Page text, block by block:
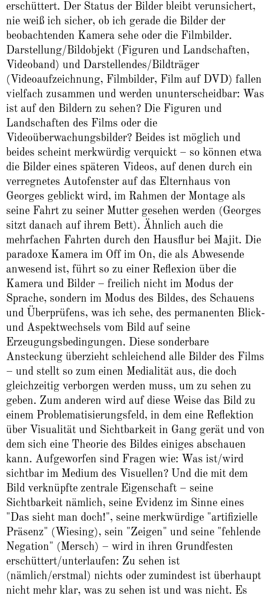
erschüttert. Der Status der Bilder bleibt verunsichert,
nie weiß ich sicher, ob ich gerade die Bilder der
beobachtenden Kamera sehe oder die Filmbilder.
Darstellung/Bildobjekt (Figuren und Landschaften,
Videoband) und Darstellendes/Bildträger
(Videoaufzeichnung, Filmbilder, Film auf DVD) fallen
vielfach zusammen und werden ununterscheidbar: Was
ist auf den Bildern zu sehen? Die Figuren und
Landschaften des Films oder die
Videoüberwachungsbilder? Beides ist möglich und
beides scheint merkwürdig verquickt – so können etwa
die Bilder eines späteren Videos, auf denen durch ein
verregnetes Autofenster auf das Elternhaus von
Georges geblickt wird, im Rahmen der Montage als
seine Fahrt zu seiner Mutter gesehen werden (Georges
sitzt danach auf ihrem Bett). Ähnlich auch die
mehrfachen Fahrten durch den Hausflur bei Majit. Die
paradoxe Kamera im Off im On, die als Abwesende
anwesend ist, führt so zu einer Reflexion über die
Kamera und Bilder – freilich nicht im Modus der
Sprache, sondern im Modus des Bildes, des Schauens
und Überprüfens, was ich sehe, des permanenten Blick-
und Aspektwechsels vom Bild auf seine
Erzeugungsbedingungen. Diese sonderbare
Ansteckung überzieht schleichend alle Bilder des Films
– und stellt so zum einen Medialität aus, die doch
gleichzeitig verborgen werden muss, um zu sehen zu
geben. Zum anderen wird auf diese Weise das Bild zu
einem Problematisierungsfeld, in dem eine Reflektion
über Visualität und Sichtbarkeit in Gang gerät und von
dem sich eine Theorie des Bildes einiges abschauen
kann. Aufgeworfen sind Fragen wie: Was ist/wird
sichtbar im Medium des Visuellen? Und die mit dem
Bild verknüpfte zentrale Eigenschaft – seine
Sichtbarkeit nämlich, seine Evidenz im Sinne eines
"Das sieht man doch!", seine merkwürdige "artifizielle
Präsenz" (Wiesing), sein "Zeigen" und seine "fehlende
Negation" (Mersch) – wird in ihren Grundfesten
erschüttert/unterlaufen: Zu sehen ist
(nämlich/erstmal) nichts oder zumindest ist überhaupt
nicht mehr klar, was zu sehen ist und was nicht. Es